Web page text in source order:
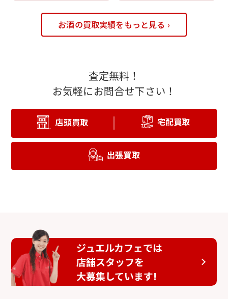
お酒の買取実績をもっと見る ›
査定無料！
お気軽にお問合せ下さい！
店頭買取 宅配買取
出張買取
ジュエルカフェでは
店舗スタッフを
大募集しています!